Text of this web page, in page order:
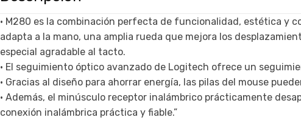
• M280 es la combinación perfecta de funcionalidad, estética y
adapta a la mano, una amplia rueda que mejora los
especial agradable al tacto.
• El seguimiento óptico avanzado de Logitech ofrece un
• Gracias al diseño para ahorrar energía, las pilas del mouse
• Además, el minúsculo receptor inalámbrico prácticamente
conexión inalámbrica práctica y fiable.”